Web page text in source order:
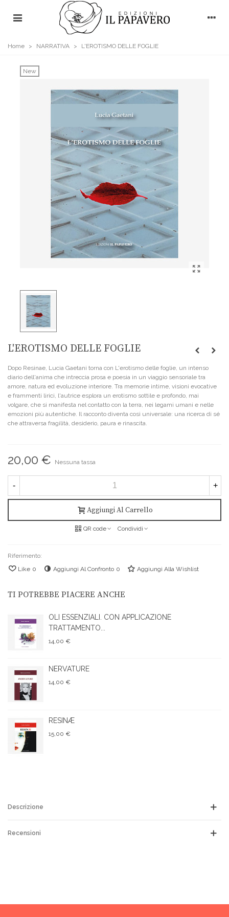
Home > NARRATIVA > L'EROTISMO DELLE FOGLIE
New
L'EROTISMO DELLE FOGLIE
Dopo Resinae, Lucia Gaetani torna con L'erotismo delle foglie, un intenso
diario dell'anima che intreccia prosa e poesia in un viaggio sensoriale tra
amore, natura ed evoluzione interiore. Tra memorie intime, visioni evocative
e frammenti lirici, l'autrice esplora un erotismo sottile e profondo, mai
volgare, che si manifesta nel contatto con la terra, nei legami umani e nelle
emozioni più autentiche. Il racconto diventa così universale: una ricerca di sé
che attraversa fragilità, desiderio, paura e rinascita.
20,00 € Nessuna tassa
- +
Aggiungi Al Carrello
QR code Condividi
Riferimento:
Like 0 Aggiungi Al Confronto 0 Aggiungi Alla Wishlist
TI POTREBBE PIACERE ANCHE
OLI ESSENZIALI. CON APPLICAZIONE
TRATTAMENTO...
14,00 €
NERVATURE
14,00 €
RESINÆ
15,00 €
Descrizione
Recensioni